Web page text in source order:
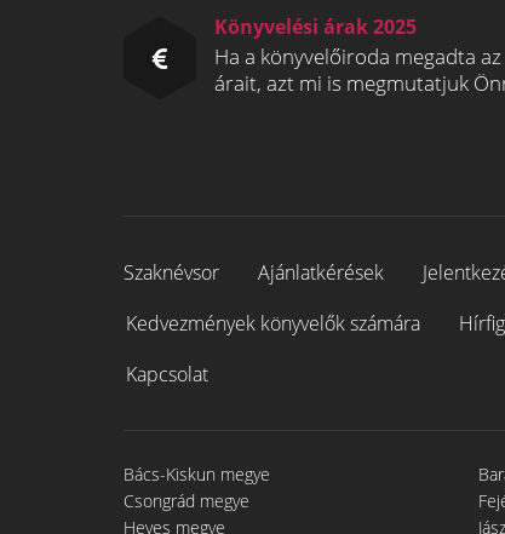
Könyvelési árak 2025
Ha a könyvelőiroda megadta az
árait, azt mi is megmutatjuk
Szaknévsor Ajánlatkérések
Kedvezmények könyvelők számára
Kapcsolat
Bács-Kiskun megye
Csongrád megye
Heves megye